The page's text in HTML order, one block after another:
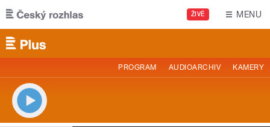
Přejít k hlavnímu obsahu
ŽIVĚ MENU
PROGRAM AUDIOARCHIV KAMERY